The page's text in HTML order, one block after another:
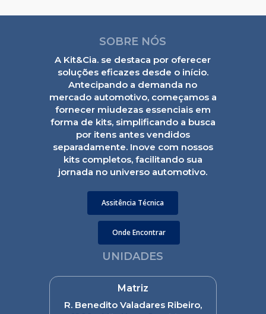
SOBRE NÓS
A Kit&Cia. se destaca por oferecer
soluções eficazes desde o início.
Antecipando a demanda no
mercado automotivo, começamos a
fornecer miudezas essenciais em
forma de kits, simplificando a busca
por itens antes vendidos
separadamente. Inove com nossos
kits completos, facilitando sua
jornada no universo automotivo.
Assitência Técnica
Onde Encontrar
UNIDADES
Matriz
R. Benedito Valadares Ribeiro,